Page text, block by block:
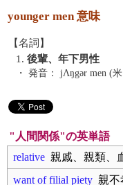
younger men 意味
【名詞】
1. 後輩、年下男性
・ 発音： jΛŋgər men (
"人間関係"の英単語
relative 親戚、親類、
want of filial piety 親不